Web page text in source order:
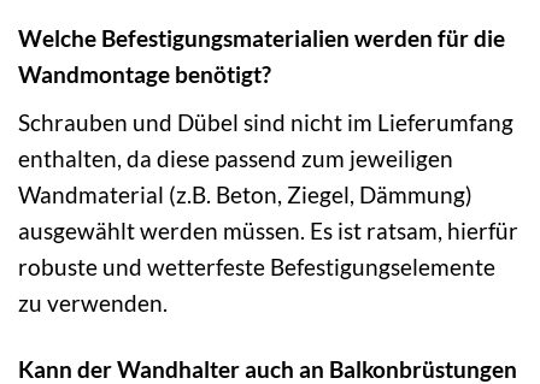
Welche Befestigungsmaterialien werden für die
Wandmontage benötigt?
Schrauben und Dübel sind nicht im Lieferumfang
enthalten, da diese passend zum jeweiligen
Wandmaterial (z.B. Beton, Ziegel, Dämmung)
ausgewählt werden müssen. Es ist ratsam, hierfür
robuste und wetterfeste Befestigungselemente
zu verwenden.
Kann der Wandhalter auch an Balkonbrüstungen